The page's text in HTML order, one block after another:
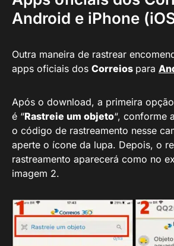
Android e iPhone
Outra maneira de rastrear
apps oficiais dos Correios para
Após o download, a primeira
é “Rastreie um objeto“, conforme
o código de rastreamento nesse
aperte o ícone da lupa. Depois, o
rastreamento aparecerá como no
imagem 2.